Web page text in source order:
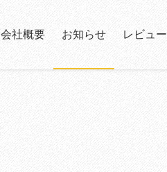
会社概要 お知らせ レビュー